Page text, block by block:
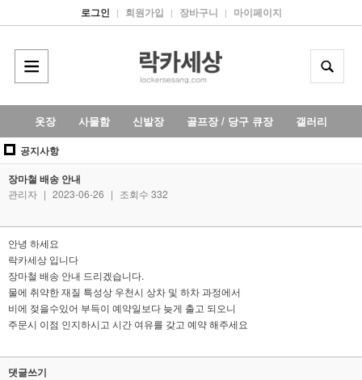
로그인 | 회원가입 | 장바구니 | 마이페이지
옷장 사물함 신발장 골프장 / 당구 큐장 갤러리
공지사항
장마철 배송 안내
관리자 | 2023-06-26 | 조회수 332
안녕 하세요
락카세상 입니다
장마철 배송 안내 드리겠습니다.
물에 취약한 재질 특성상 우천시 상차 및 하차 과정에서
비에 젖을수있어 부득이 예약일보다 늦게 출고 되오니
주문시 이점 인지하시고 시간 여유를 갖고 예약 해주세요
댓글쓰기